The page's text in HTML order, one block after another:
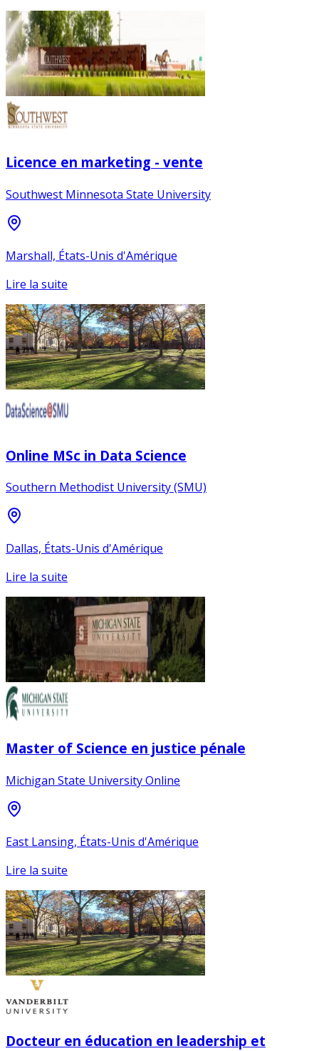
Licence en marketing - vente
Southwest Minnesota State University
Marshall, États-Unis d'Amérique
Lire la suite
Online MSc in Data Science
Southern Methodist University (SMU)
Dallas, États-Unis d'Amérique
Lire la suite
Master of Science en justice pénale
Michigan State University Online
East Lansing, États-Unis d'Amérique
Lire la suite
Docteur en éducation en leadership et